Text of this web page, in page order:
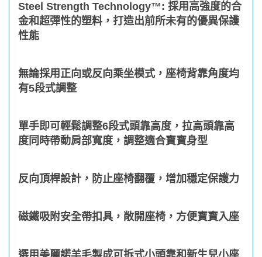
Steel Strength Technology™: 採用高強度的合
金和超彈性的塑料，打造出前所未有的優異保護
性能
無論採用正向或反向乘坐模式，座椅背靠角度均
有5段式調整
單手即可輕鬆調整6段式頭靠高度，拉高頭靠高
度同時帶動肩部寬度，調整適合寶寶身型
反向頂桿設計，防止座椅翻覆，增加穩定保護力
磁鐵吸附安全帶扣具，敞開座椅，方便寶寶入座